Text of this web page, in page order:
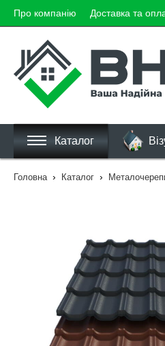
Про компанію Доставка та
Каталог
Головна › Каталог ›